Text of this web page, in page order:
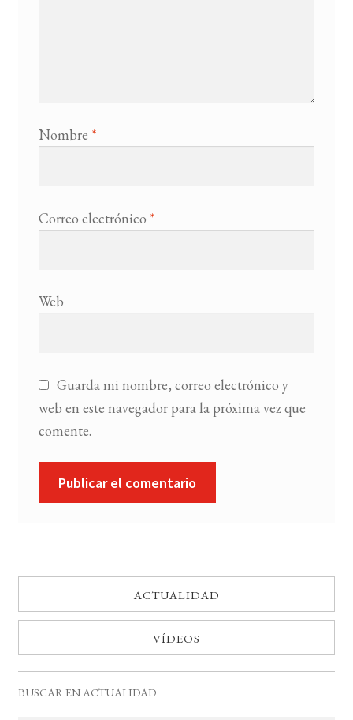
Nombre *
Correo electrónico *
Web
Guarda mi nombre, correo electrónico y
web en este navegador para la próxima vez que
comente.
ACTUALIDAD
VÍDEOS
BUSCAR EN ACTUALIDAD